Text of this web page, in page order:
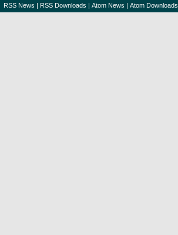
RSS News | RSS Downloads | Atom News | Atom Downloads